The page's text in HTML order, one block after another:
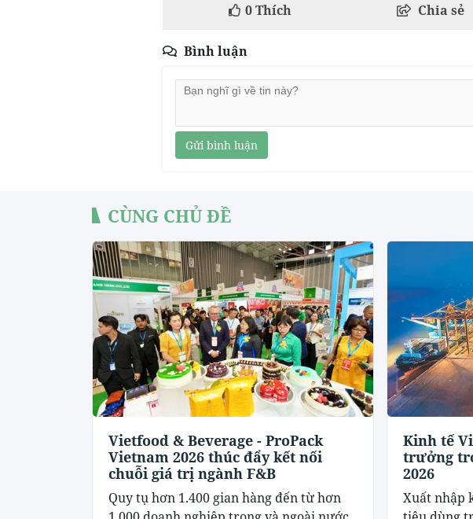
0Thích Chia sẻ
Bình luận
Gửi bình luận
CÙNG CHỦ ĐỀ
Vietfood & Beverage - ProPack
Vietnam 2026 thúc đẩy kết nối
chuỗi giá trị ngành F&B
Quy tụ hơn 1.400 gian hàng đến từ hơn
Kinh tế
trưởng
2026
Xuất nhập